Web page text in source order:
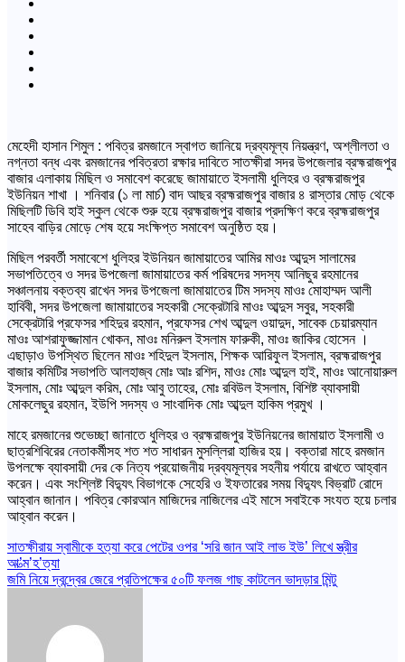
মেহেদী হাসান শিমুল : পবিত্র রমজানে স্বাগত জানিয়ে দ্রব্যমূল্য নিয়ন্ত্রণ, অশ্লীলতা ও
নগ্নতা বন্ধ এবং রমজানের পবিত্রতা রক্ষার দাবিতে সাতক্ষীরা সদর উপজেলার ব্রহ্মরাজপুর
বাজার এলাকায় মিছিল ও সমাবেশ করেছে জামায়াতে ইসলামী ধুলিহর ও ব্রহ্মরাজপুর
ইউনিয়ন শাখা । শনিবার (১ লা মার্চ) বাদ আছর ব্রহ্মরাজপুর বাজার ৪ রাস্তার মোড় থেকে
মিছিলটি ডিবি হাই স্কুল থেকে শুরু হয়ে ব্রহ্মরাজপুর বাজার প্রদক্ষিণ করে ব্রহ্মরাজপুর
সাহেব বাড়ির মোড়ে শেষ হয়ে সংক্ষিপ্ত সমাবেশ অনুষ্ঠিত হয়।
মিছিল পরবর্তী সমাবেশে ধুলিহর ইউনিয়ন জামায়াতের আমির মাওঃ আব্দুস সালামের
সভাপতিত্বে ও সদর উপজেলা জামায়াতের কর্ম পরিষদের সদস্য আনিছুর রহমানের
সঞ্চালনায় বক্তব্য রাখেন সদর উপজেলা জামায়াতের টিম সদস্য মাওঃ মোহাম্মদ আলী
হাবিবী, সদর উপজেলা জামায়াতের সহকারী সেক্রেটারি মাওঃ আব্দুস সবুর, সহকারী
সেক্রেটারি প্রফেসর শহিদুর রহমান, প্রফেসর শেখ আব্দুল ওয়াদুদ, সাবেক চেয়ারম্যান
মাওঃ আশরাফুজ্জামান খোকন, মাওঃ মনিরুল ইসলাম ফারুকী, মাওঃ জাকির হোসেন ।
এছাড়াও উপস্থিত ছিলেন মাওঃ শহিদুল ইসলাম, শিক্ষক আরিফুল ইসলাম, ব্রহ্মরাজপুর
বাজার কমিটির সভাপতি আলহাজ্ব মোঃ আঃ রশিদ, মাওঃ মোঃ আব্দুল হাই, মাওঃ আনোয়ারুল
ইসলাম, মোঃ আব্দুল করিম, মোঃ আবু তাহের, মোঃ রবিউল ইসলাম, বিশিষ্ট ব্যাবসায়ী
মোকলেছুর রহমান, ইউপি সদস্য ও সাংবাদিক মোঃ আব্দুল হাকিম প্রমুখ ।
মাহে রমজানের শুভেচ্ছা জানাতে ধুলিহর ও ব্রহ্মরাজপুর ইউনিয়নের জামায়াত ইসলামী ও
ছাত্রশিবিরের নেতাকর্মীসহ শত শত সাধারন মুসল্লিরা হাজির হয়। বক্তারা মাহে রমজান
উপলক্ষে ব্যাবসায়ী দের কে নিত্য প্রয়োজনীয় দ্রব্যমূল্যর সহনীয় পর্যায়ে রাখতে আহ্বান
করেন। এবং সংশ্লিষ্ট বিদ্যুৎ বিভাগকে সেহেরি ও ইফতারের সময় বিদ্যুৎ বিভ্রাট রোদে
আহ্বান জানান। পবিত্র কোরআন মাজিদের নাজিলের এই মাসে সবাইকে সংযত হয়ে চলার
আহ্বান করেন।
Post
navigation
সাতক্ষীরায় স্বামীকে হত্যা করে পেটের ওপর ‘সরি জান আই লাভ ইউ’ লিখে স্ত্রীর
আ’ত্ম’হ’ত্যা
জমি নিয়ে দ্বন্দ্বের জেরে প্রতিপক্ষের ৫০টি ফলজ গাছ কাটলেন ভাদড়ার মিন্টু